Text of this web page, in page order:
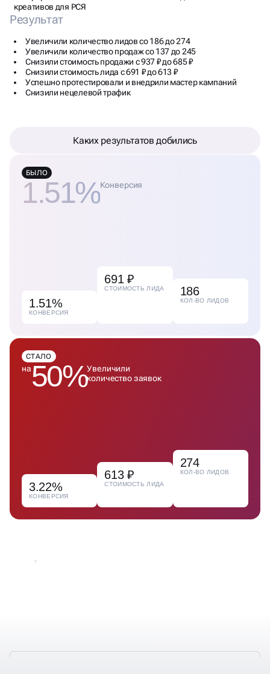
креативов для РСЯ
Результат
Увеличили количество лидов со 186 до 274
Увеличили количество продаж со 137 до 245
Снизили стоимость продажи с 937 ₽ до 685 ₽
Снизили стоимость лида с 691 ₽ до 613 ₽
Успешно протестировали и внедрили мастер кампаний
Снизили нецелевой трафик
Каких результатов добились
БЫЛО
1.51%Конверсия
1.51%
КОНВЕРСИЯ
691 ₽
СТОИМОСТЬ ЛИДА 186
КОЛ-ВО ЛИДОВ
СТАЛО
на50%Увеличили
количество заявок
3.22%
КОНВЕРСИЯ
613 ₽
СТОИМОСТЬ ЛИДА
274
КОЛ-ВО ЛИДОВ